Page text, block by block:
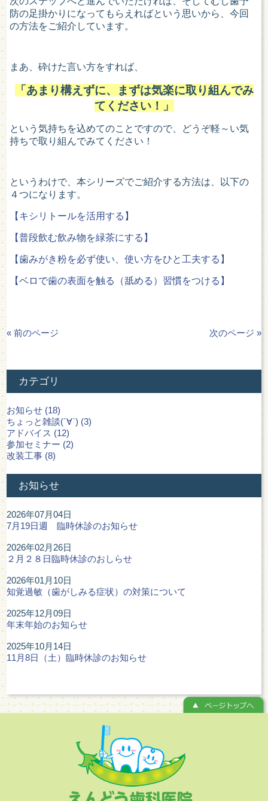
防の足掛かりになってもらえればという思いから、今回
の方法をご紹介しています。
まあ、砕けた言い方をすれば、
「あまり構えずに、まずは気楽に取り組んでみ
てください！」
という気持ちを込めてのことですので、どうぞ軽～い気
持ちで取り組んでみてください！
というわけで、本シリーズでご紹介する方法は、以下の
４つになります。
【キシリトールを活用する】
【普段飲む飲み物を緑茶にする】
【歯みがき粉を必ず使い、使い方をひと工夫する】
【ベロで歯の表面を触る（舐める）習慣をつける】
« 前のページ 次のページ »
カテゴリ
お知らせ (18)
ちょっと雑談(´∀`) (3)
アドバイス (12)
参加セミナー (2)
改装工事 (8)
お知らせ
2026年07月04日
7月19日週 臨時休診のお知らせ
2026年02月26日
２月２８日臨時休診のおしらせ
2026年01月10日
知覚過敏（歯がしみる症状）の対策について
2025年12月09日
年末年始のお知らせ
2025年10月14日
11月8日（土）臨時休診のお知らせ